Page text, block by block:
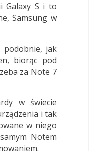
Galaxy S i to
Samsung w
podobnie, jak
biorąc pod
za Note 7
w świecie
i tak
w niego
Notem